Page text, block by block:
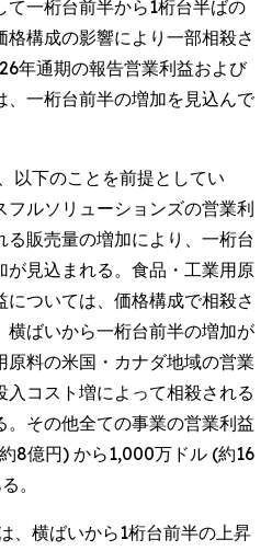
一桁台前半から1桁台半ばの
構成の影響により一部相殺さ
年通期の報告営業利益および
、一桁台前半の増加を見込んで
以下のことを前提としてい
フルソリューションズの営業利
販売量の増加により、一桁台
が見込まれる。食品・工業用原
ついては、価格構成で相殺さ
横ばいから一桁台前半の増加が
原料の米国・カナダ地域の営業
コスト増によって相殺される
。その他全ての事業の営業利益
8億円) から1,000万ドル (約16
。
、横ばいから1桁台前半の上昇